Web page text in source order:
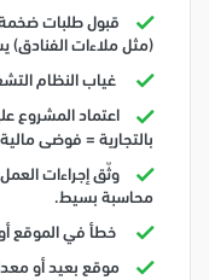
قبول طلبات
(مثل ملاءات الفنادق)
غياب النظام
اعتماد المشروع
بالتجارية = فوضى
وثّق إجراءات
محاسبة بسيط.
خطأ في الموقع
موقع بعيد أو